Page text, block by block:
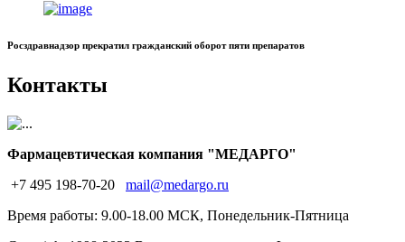
Росздравнадзор прекратил гражданский оборот пяти препаратов
Контакты
Фармацевтическая компания "МЕДАРГО"
+7 495 198-70-20
mail@medargo.ru
Время работы: 9.00-18.00 МСК, Понедельник-Пятница